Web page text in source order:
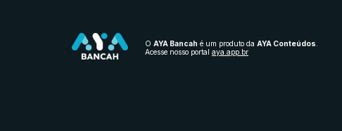
O AYA Bancah é um produto da AYA Conteúdos
Acesse nosso portal aya.app.br